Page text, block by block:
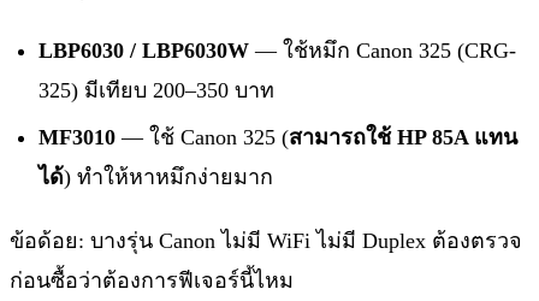
LBP6030 / LBP6030W — ใช้หมึก Canon 325 (CRG-
325) มีเทียบ 200–350 บาท
MF3010 — ใช้ Canon 325 (สามารถใช้ HP 85A แทน
ได้) ทำให้หาหมึกง่ายมาก
ข้อด้อย: บางรุ่น Canon ไม่มี WiFi ไม่มี Duplex ต้องตรวจ
ก่อนซื้อว่าต้องการฟีเจอร์นี้ไหม